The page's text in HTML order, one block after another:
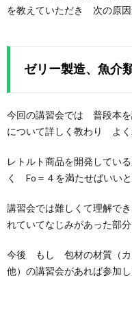
を教えていただき 次の原
ゼリー製造、魚介
今回の講習会では 普段本を
について詳しく教わり よく
レトルト商品を開発してい
く Fo＝４を満たせばいい
講習会では難しくて理解で
れていてなじみがあった部
今後 もし 包材の材質（カ
他）の講習会があれば参加